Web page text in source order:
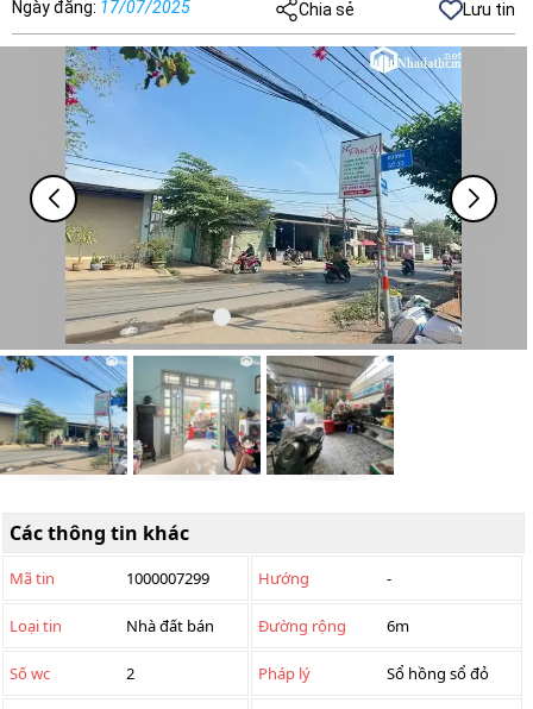
Ngày đăng: 17/07/2025 Chia sẻ Lưu tin
Các thông tin khác
Mã tin 1000007299 Hướng -
Loại tin Nhà đất bán Đường rộng 6m
Số wc 2 Pháp lý Sổ hồng sổ đỏ